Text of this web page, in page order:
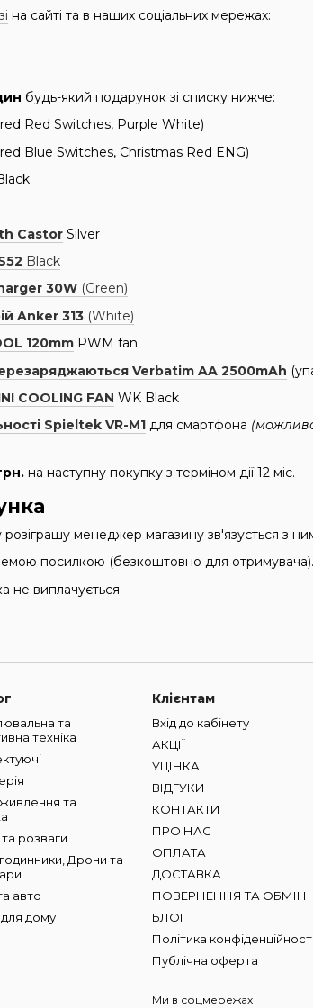
на сайті та в наших соціальних мережах:
будь-який подарунок зі списку нижче:
Red Switches, Purple White)
Blue Switches, Christmas Red ENG)
Castor Silver
Black
30W (Green)
Anker 313 (White)
120mm PWM fan
Verbatim AA 2500mAh
COOLING FAN WK Black
Spieltek VR-M1 для смартфона
на наступну покупку з терміном дії 12 міс.
менеджер магазину зв'язується з
посилкою (безкоштовно для отримувача).
не виплачується.
та
техніка
та
та розваги
Дрони та
авто
для дому
Клієнтам
Вхід до кабінету
АКЦІЇ
УЦІНКА
ВІДГУКИ
КОНТАКТИ
ПРО НАС
ОПЛАТА
ДОСТАВКА
ПОВЕРНЕННЯ ТА ОБМІН
БЛОГ
Політика
Публічна оферта
Ми в соцмережах